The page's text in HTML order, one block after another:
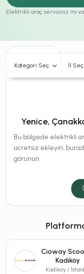
Elektrikli araç servisiniz mi
Kategori Seç
Yenice,
Bu bölgede elektrikli
ücretsiz ekleyin;
görünün.
Cioway
Kadıköy
Kadıköy /